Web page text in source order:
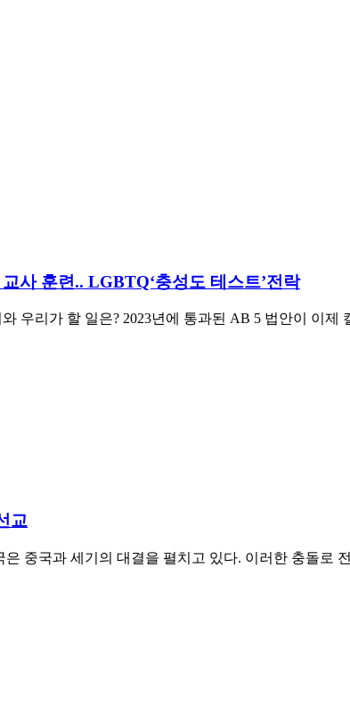
사 훈련.. LGBTQ‘충성도 테스트’전락
우리가 할 일은? 2023년에 통과된 AB 5 법안이 이
교
중국과 세기의 대결을 펼치고 있다. 이러한 충돌로